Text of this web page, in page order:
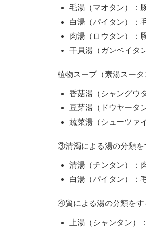
毛湯（マオタン）：
白湯（パイタン）：
肉湯（ロウタン）：
干貝湯（ガンベイタ
植物スープ（素湯スータ
香菇湯（シャングウ
豆芽湯（ドウヤータ
蔬菜湯（シューツァ
③清濁による湯の分類を
清湯（チンタン）：
白湯（パイタン）：
④質による湯の分類をす
上湯（シャンタン）